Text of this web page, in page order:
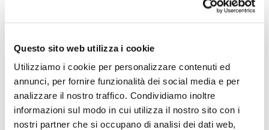
Questo sito web utilizza i cookie
Utilizziamo i cookie per personalizzare contenuti ed
annunci, per fornire funzionalità dei social media e per
analizzare il nostro traffico. Condividiamo inoltre
informazioni sul modo in cui utilizza il nostro sito con i
nostri partner che si occupano di analisi dei dati web,
RICHIEDI INFORMAZIONI
OPINIONE DEI CLIENTI
Deviaccedereper poter scrivere la tua opinione.